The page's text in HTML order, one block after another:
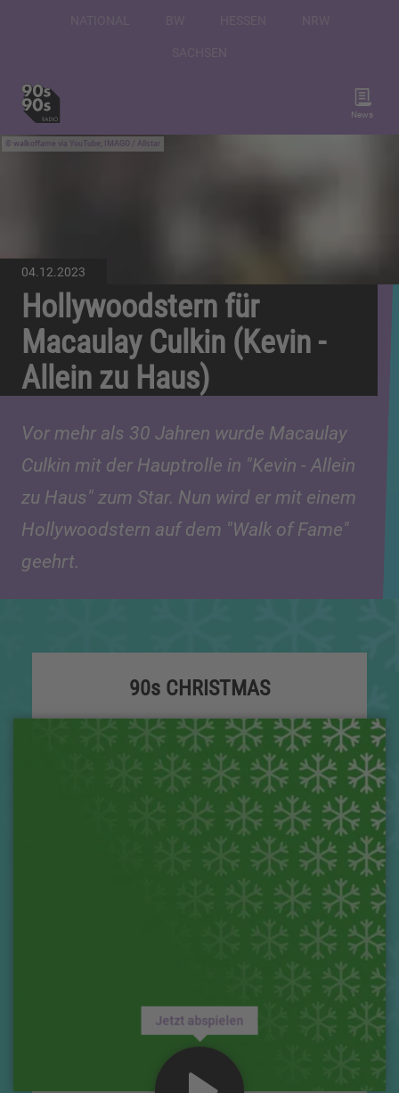
News
walkoffame via YouTube; IMAGO / Allstar
04.12.2023
Hollywoodstern für
Macaulay Culkin (Kevin -
Allein zu Haus)
Vor mehr als 30 Jahren wurde Macaulay
Culkin mit der Hauptrolle in "Kevin - Allein
zu Haus" zum Star. Nun wird er mit einem
Hollywoodstern auf dem "Walk of Fame"
geehrt.
90s CHRISTMAS
Jetzt abspielen